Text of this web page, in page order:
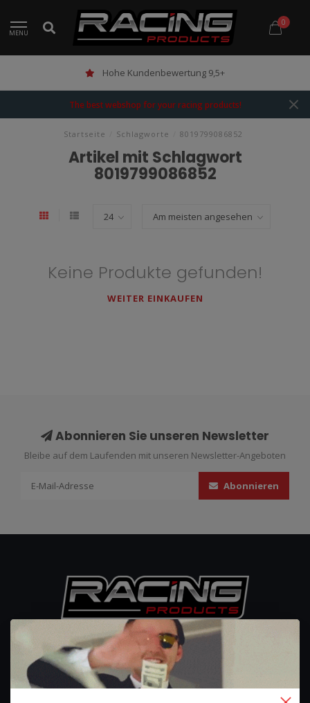
MENU
0
Hohe Kundenbewertung 9,5+
The best webshop for your racing products!
Startseite Schlagworte 8019799086852
Artikel mit Schlagwort
8019799086852
Keine Produkte gefunden!
WEITER EINKAUFEN
Abonnieren Sie unseren Newsletter
Bleibe auf dem Laufenden mit unseren Newsletter-Angeboten
Abonnieren
We use what we sell, that's the difference!
Hullerpad 13Q